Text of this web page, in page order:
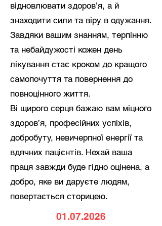
відновлювати здоров’я, а й
знаходити сили та віру в одужання.
Завдяки вашим знанням, терпінню
та небайдужості кожен день
лікування стає кроком до кращого
самопочуття та повернення до
повноцінного життя.
Ві щирого серця бажаю вам міцного
здоров’я, професійних успіхів,
добробуту, невичерпної енергії та
вдячних пацієнтів. Нехай ваша
праця завжди буде гідно оцінена, а
добро, яке ви даруєте людям,
повертається сторицею.
01.07.2026